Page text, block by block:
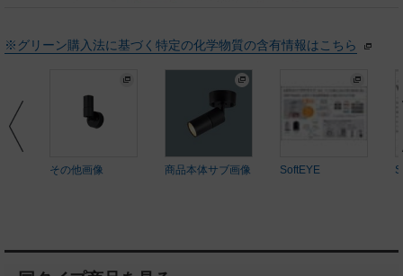
※グリーン購入法に基づく特定の化学物質の含有情報はこちら
その他画像 商品本体サブ画像 SoftEYE